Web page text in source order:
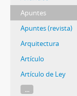
Apuntes
Apuntes (revista)
Arquitectura
Artículo
Artículo de Ley
...